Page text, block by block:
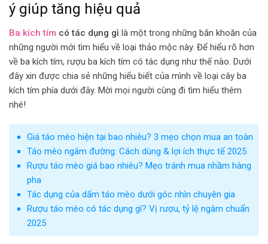
ý giúp tăng hiệu quả
Ba kích tím có tác dụng gì là một trong những băn khoăn của
những người mới tìm hiểu về loại thảo mộc này. Để hiểu rõ hơn
về ba kích tím, rượu ba kích tím có tác dụng như thế nào. Dưới
đây xin được chia sẻ những hiểu biết của mình về loại cây ba
kích tím phía dưới đây. Mời mọi người cùng đi tìm hiểu thêm
nhé!
Giá táo mèo hiện tại bao nhiêu? 3 mẹo chọn mua an toàn
Táo mèo ngâm đường: Cách dùng & lợi ích thực tế 2025
Rượu táo mèo giá bao nhiêu? Mẹo tránh mua nhầm hàng
pha
Tác dụng của dấm táo mèo dưới góc nhìn chuyên gia
Rượu táo mèo có tác dụng gì? Vị rượu, tỷ lệ ngâm chuẩn
2025